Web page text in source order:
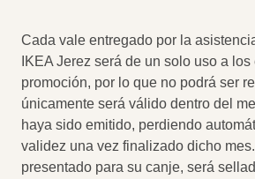
Cada vale entregado por la
IKEA Jerez será de un solo uso a
promoción, por lo que no podrá ser
únicamente será válido dentro del
haya sido emitido, perdiendo
validez una vez finalizado dicho
presentado para su canje, será